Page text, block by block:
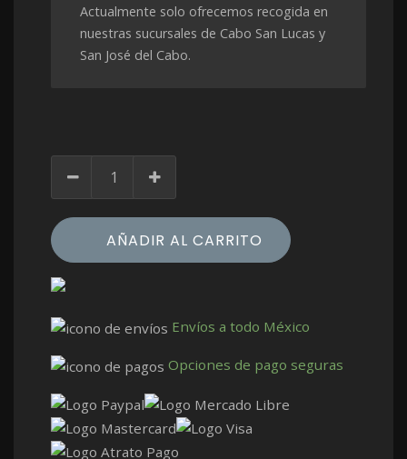
Actualmente solo ofrecemos recogida en
nuestras sucursales de Cabo San Lucas y
San José del Cabo.
AÑADIR AL CARRITO
Envíos a todo México
Opciones de pago seguras